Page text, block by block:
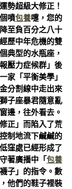
勢超級大修正！
噴包養嚏，您的
至負百分之八十
歷中年危機的雙
典型的水瓶座，
壓力症候群」後
家「平衡美學」
分割線中走出來
子座暴君隨意亂
邊，往外看去。
正」而陷入了荒
制地流下鹹鹹的
窪處已經形成了
著廣播中「包養
子」的指令。數
他們的鞋子裡裝